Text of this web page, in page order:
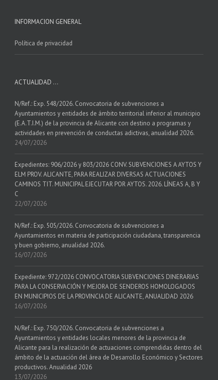
INFORMACION GENERAL
Política de privacidad
ACTUALIDAD …
N/Ref.: Exp. 548/2026. Convocatoria de subvenciones a
Ayuntamientos y entidades de ámbito territorial inferior al municipio
(E.A.T.I.M.) de la provincia de Alicante con destino a programas y
actividades en prevención de conductas adictivas, anualidad 2026.
24/07/2026
Expedientes: 906/2026 y 803/2026 CONV. SUBVENCIONES A AYTOS Y
ELM PROV. ALICANTE, PARA REALIZAR DIVERSAS ACTUACIONES
CAMINOS TIT. MUNICIPAL EJECUTAR POR AYTOS. 2026. LÍNEAS A, B Y
C
22/07/2026
N/Ref.: Exp. 505/2026. Convocatoria de subvenciones a
Ayuntamientos en materia de participación ciudadana, transparencia
y buen gobierno, anualidad 2026.
16/07/2026
Expediente: 972/2026 CONVOCATORIA SUBVENCIONES DINERARIAS
PARA LA CONSERVACIÓN Y MEJORA DE SENDEROS HOMOLOGADOS
EN MUNICIPIOS DE LA PROVINCIA DE ALICANTE, ANUALIDAD 2026
16/07/2026
N/Ref.: Exp. 750/2026. Convocatoria de subvenciones a
Ayuntamientos y entidades locales menores de la provincia de
Alicante para la realización de actuaciones comprendidas dentro del
ámbito de la actuación del área de Desarrollo Económico y Sectores
productivos. Anualidad 2026
13/07/2026